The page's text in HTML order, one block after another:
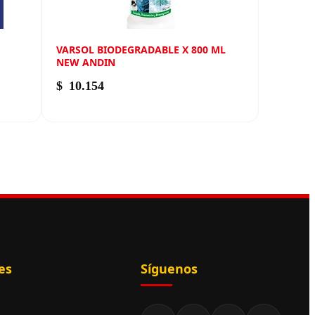
VARSOL BIODEGRADABLE X 800 ML
NEW ANDIN
$ 10.154
Síguenos